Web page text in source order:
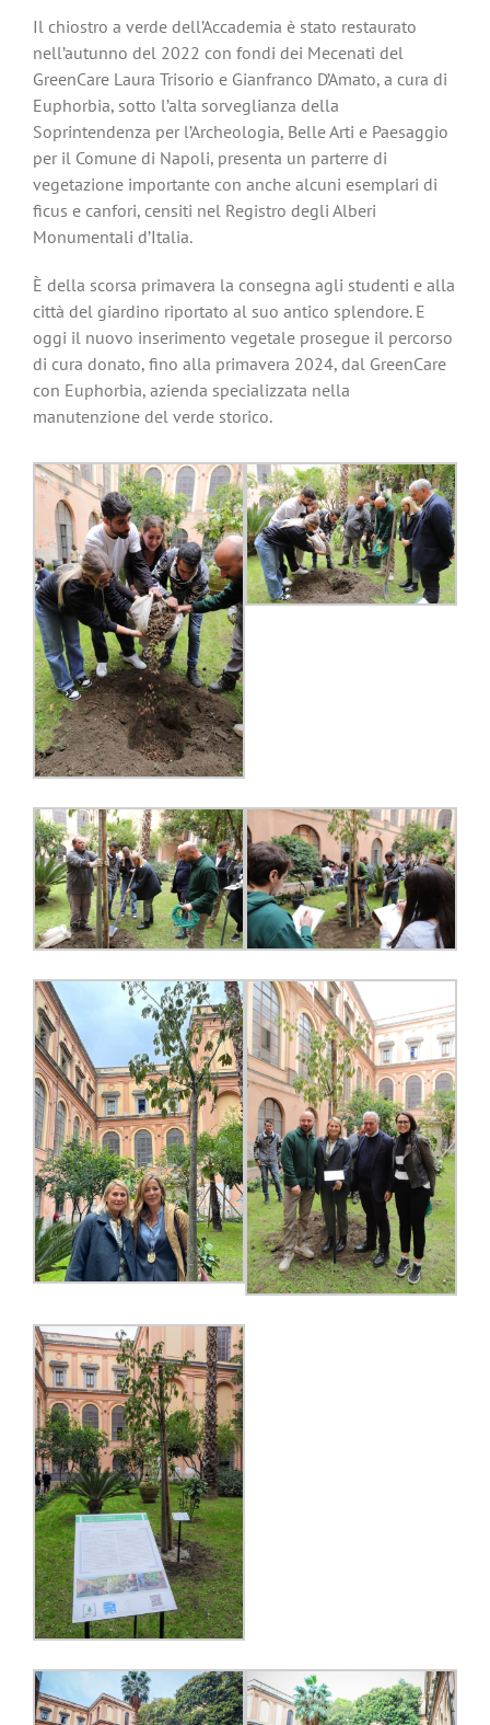
Il chiostro a verde dell’Accademia è stato restaurato
nell’autunno del 2022 con fondi dei Mecenati del
GreenCare Laura Trisorio e Gianfranco D’Amato, a cura di
Euphorbia, sotto l’alta sorveglianza della
Soprintendenza per l’Archeologia, Belle Arti e Paesaggio
per il Comune di Napoli, presenta un parterre di
vegetazione importante con anche alcuni esemplari di
ficus e canfori, censiti nel Registro degli Alberi
Monumentali d’Italia.
È della scorsa primavera la consegna agli studenti e alla
città del giardino riportato al suo antico splendore. E
oggi il nuovo inserimento vegetale prosegue il percorso
di cura donato, fino alla primavera 2024, dal GreenCare
con Euphorbia, azienda specializzata nella
manutenzione del verde storico.